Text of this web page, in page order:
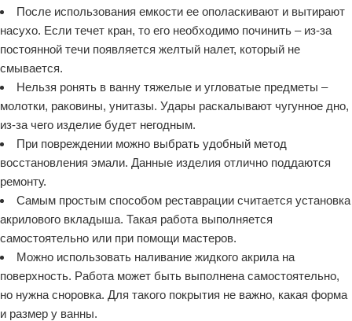
После использования емкости ее ополаскивают и вытирают
насухо. Если течет кран, то его необходимо починить – из-за
постоянной течи появляется желтый налет, который не
смывается.
Нельзя ронять в ванну тяжелые и угловатые предметы –
молотки, раковины, унитазы. Удары раскалывают чугунное дно,
из-за чего изделие будет негодным.
При повреждении можно выбрать удобный метод
восстановления эмали. Данные изделия отлично поддаются
ремонту.
Самым простым способом реставрации считается установка
акрилового вкладыша. Такая работа выполняется
самостоятельно или при помощи мастеров.
Можно использовать наливание жидкого акрила на
поверхность. Работа может быть выполнена самостоятельно,
но нужна сноровка. Для такого покрытия не важно, какая форма
и размер у ванны.